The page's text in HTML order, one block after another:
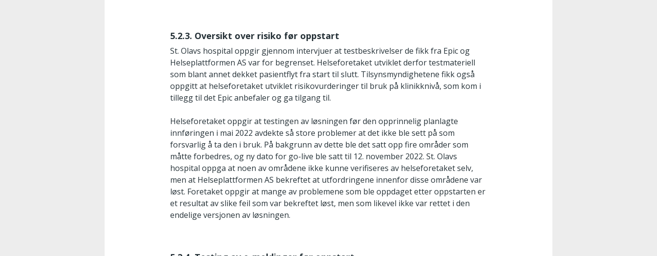
5.2.3. Oversikt over risiko før oppstart
St. Olavs hospital oppgir gjennom intervjuer at testbeskrivelser de fikk fra Epic og
Helseplattformen AS var for begrenset. Helseforetaket utviklet derfor testmateriell
som blant annet dekket pasientflyt fra start til slutt. Tilsynsmyndighetene fikk også
oppgitt at helseforetaket utviklet risikovurderinger til bruk på klinikknivå, som kom i
tillegg til det Epic anbefaler og ga tilgang til.
Helseforetaket oppgir at testingen av løsningen før den opprinnelig planlagte
innføringen i mai 2022 avdekte så store problemer at det ikke ble sett på som
forsvarlig å ta den i bruk. På bakgrunn av dette ble det satt opp fire områder som
måtte forbedres, og ny dato for go-live ble satt til 12. november 2022. St. Olavs
hospital oppga at noen av områdene ikke kunne verifiseres av helseforetaket selv,
men at Helseplattformen AS bekreftet at utfordringene innenfor disse områdene var
løst. Foretaket oppgir at mange av problemene som ble oppdaget etter oppstarten er
et resultat av slike feil som var bekreftet løst, men som likevel ikke var rettet i den
endelige versjonen av løsningen.